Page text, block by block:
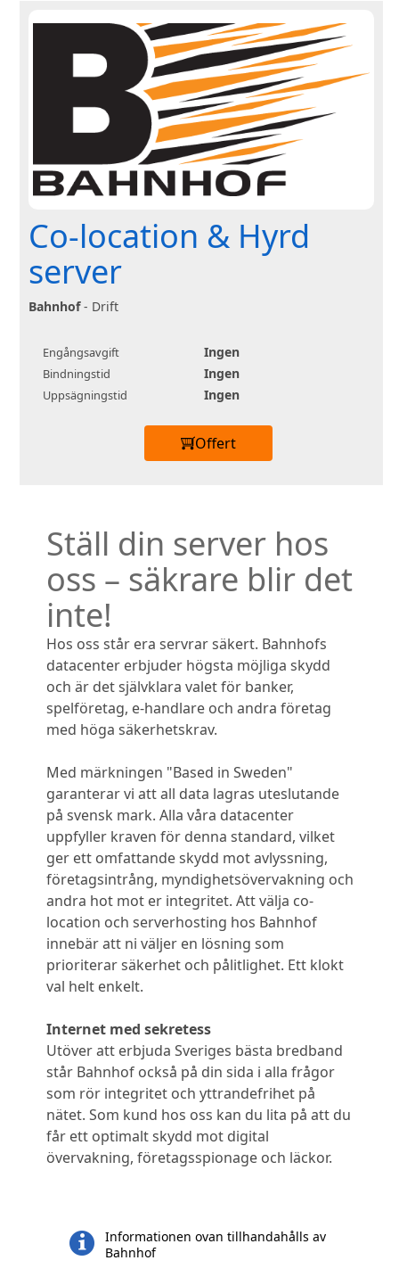
Co-location & Hyrd
server
Bahnhof- Drift
Engångsavgift Ingen
Bindningstid Ingen
Uppsägningstid Ingen
Offert
Ställ din server hos
oss – säkrare blir det
inte!
Hos oss står era servrar säkert. Bahnhofs
datacenter erbjuder högsta möjliga skydd
och är det självklara valet för banker,
spelföretag, e-handlare och andra företag
med höga säkerhetskrav.
Med märkningen "Based in Sweden"
garanterar vi att all data lagras uteslutande
på svensk mark. Alla våra datacenter
uppfyller kraven för denna standard, vilket
ger ett omfattande skydd mot avlyssning,
företagsintrång, myndighetsövervakning och
andra hot mot er integritet. Att välja co-
location och serverhosting hos Bahnhof
innebär att ni väljer en lösning som
prioriterar säkerhet och pålitlighet. Ett klokt
val helt enkelt.
Internet med sekretess
Utöver att erbjuda Sveriges bästa bredband
står Bahnhof också på din sida i alla frågor
som rör integritet och yttrandefrihet på
nätet. Som kund hos oss kan du lita på att du
får ett optimalt skydd mot digital
övervakning, företagsspionage och läckor.
Informationen ovan tillhandahålls av
Bahnhof